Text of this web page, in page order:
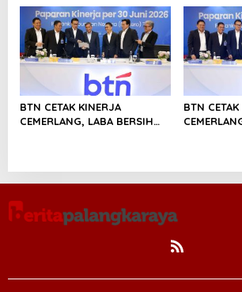
Manajemen Risiko
Berstandar Internasional
Perkuat Pertumbuhan
Berkelanjutan
Perkuat
BTN CETAK KINERJA
CEMERLANG, LABA BERSIH
BTN